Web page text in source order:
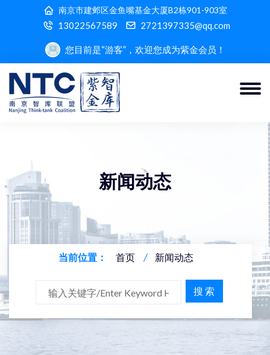
南京市建邺区金鱼嘴基金大厦B2栋901-903室
13022567589 2721397335@qq.com
您目前是“游客”，欢迎您成为紫金会员！
新闻动态
当前位置： 首页 新闻动态
搜 索